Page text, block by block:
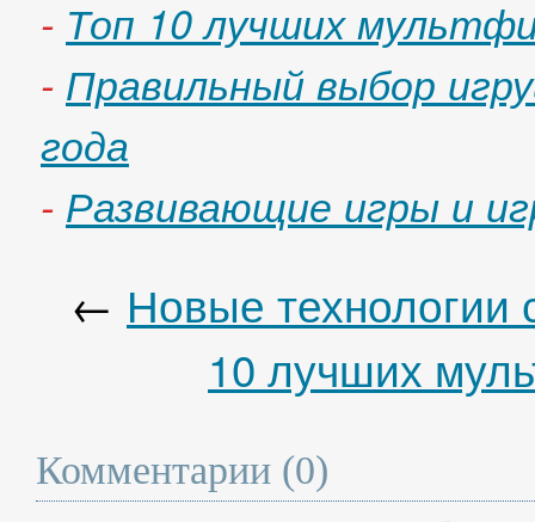
- Топ 10 лучших
- Правильный выбор
года
- Развивающие игры и
← Новые технологии
10 лучших
Комментарии (0)